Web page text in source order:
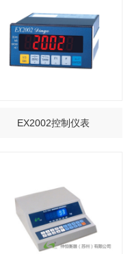
EX2002控制仪表